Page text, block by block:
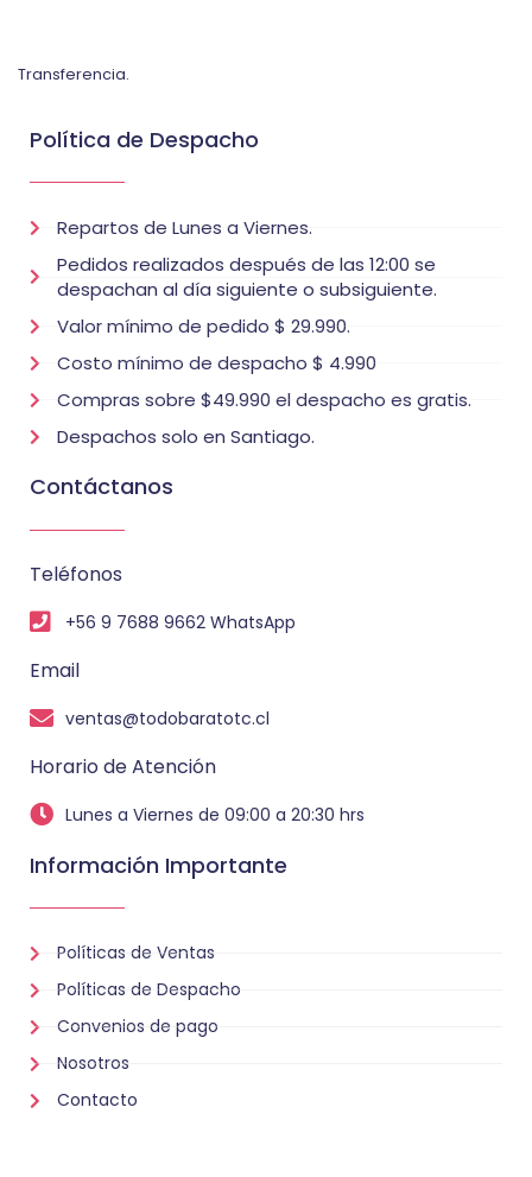
Transferencia.
Política de Despacho
Repartos de Lunes a Viernes.
Pedidos realizados después de las 12:00 se
despachan al día siguiente o subsiguiente.
Valor mínimo de pedido $ 29.990.
Costo mínimo de despacho $ 4.990
Compras sobre $49.990 el despacho es gratis.
Despachos solo en Santiago.
Contáctanos
Teléfonos
+56 9 7688 9662 WhatsApp
Email
ventas@todobaratotc.cl
Horario de Atención
Lunes a Viernes de 09:00 a 20:30 hrs
Información Importante
Políticas de Ventas
Políticas de Despacho
Convenios de pago
Nosotros
Contacto